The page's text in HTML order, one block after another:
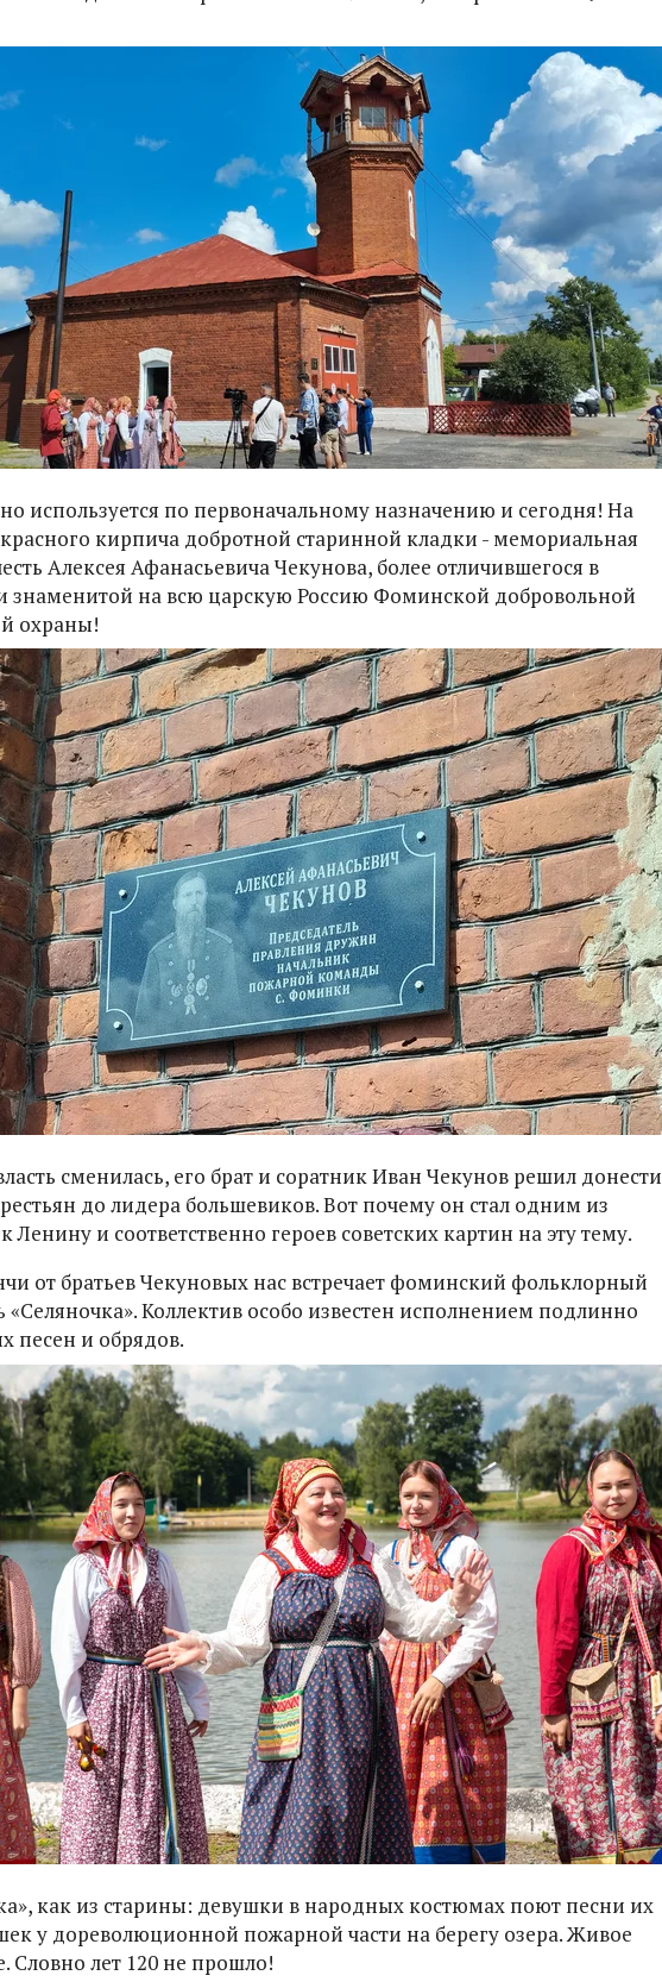
используется по первоначальному назначению и сегодня! На
красного кирпича добротной старинной кладки - мемориальная
Алексея Афанасьевича Чекунова, более отличившегося в
знаменитой на всю царскую Россию Фоминской добровольной
охраны!
сменилась, его брат и соратник Иван Чекунов решил донести
до лидера большевиков. Вот почему он стал одним из
Ленину и соответственно героев советских картин на эту тему.
от братьев Чекуновых нас встречает фоминский фольклорный
«Селяночка». Коллектив особо известен исполнением подлинно
песен и обрядов.
как из старины: девушки в народных костюмах поют песни их
у дореволюционной пожарной части на берегу озера. Живое
Словно лет 120 не прошло!